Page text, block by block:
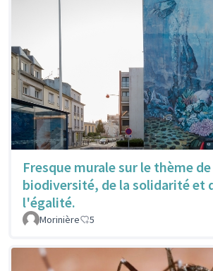
Fresque murale sur le thème de
biodiversité, de la solidarité et
l'égalité.
Morinière 5